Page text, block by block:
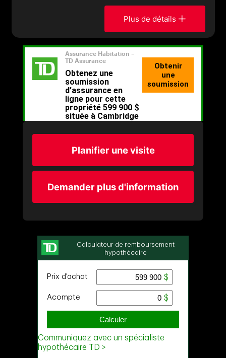
Plus de détails
Planifier une visite
Demander plus d'information